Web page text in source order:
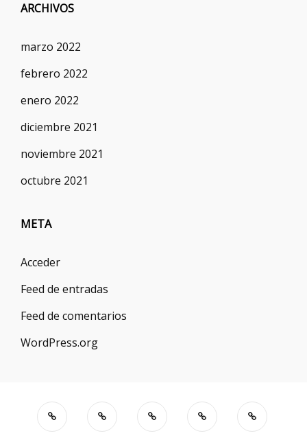
ARCHIVOS
marzo 2022
febrero 2022
enero 2022
diciembre 2021
noviembre 2021
octubre 2021
META
Acceder
Feed de entradas
Feed de comentarios
WordPress.org